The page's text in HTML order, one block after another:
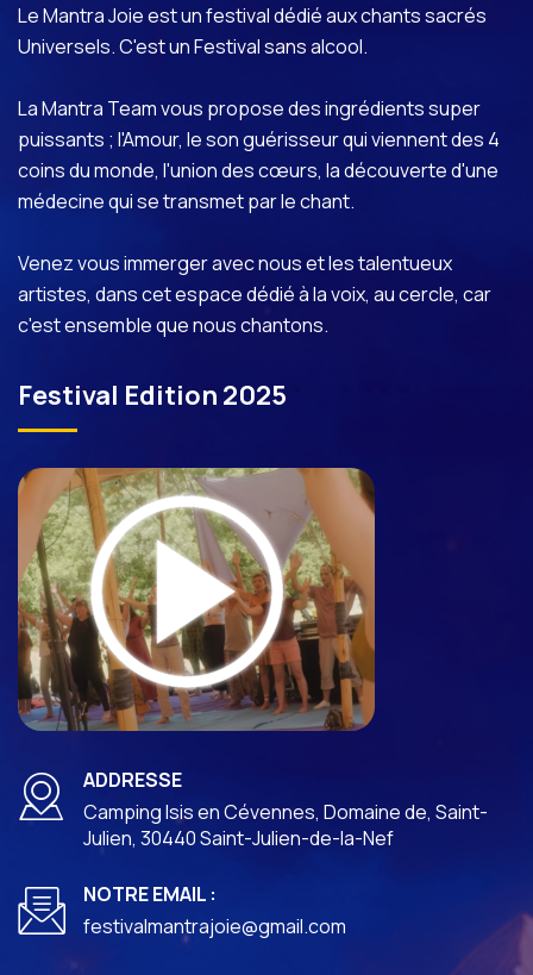
Le Mantra Joie est un festival dédié aux chants sacrés
Universels. C'est un Festival sans alcool.
La Mantra Team vous propose des ingrédients super
puissants ; l'Amour, le son guérisseur qui viennent des 4
coins du monde, l'union des cœurs, la découverte d'une
médecine qui se transmet par le chant.
Venez vous immerger avec nous et les talentueux
artistes, dans cet espace dédié à la voix, au cercle, car
c'est ensemble que nous chantons.
Festival Edition 2025
ADDRESSE
Camping Isis en Cévennes, Domaine de, Saint-
Julien, 30440 Saint-Julien-de-la-Nef
NOTRE EMAIL :
festivalmantrajoie@gmail.com